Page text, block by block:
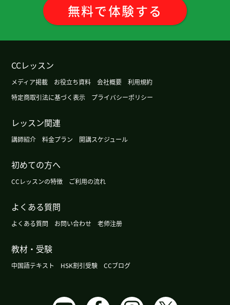
以前我家也有语音控制的灯，但是电视的语音也启
( 60代 男性 )
课结束以后，我再继续学这本书。( 60代 男性 )
我不知道说不说梦话。 我不知道说没说梦话。
老师，北方人吃元宵，南方人吃汤圆。对吗！
我买不起那么高级的电视柜。电视挂在墙上的。
我一直开着自动更新。 ( 60代 男性 )
無料で体験する
CCレッスン
メディア掲載 お役立ち資料 会社概要
利用規約
特定商取引法に基づく表示
プライバシーポリシー
レッスン関連
講師紹介 料金プラン 開講スケジュール
初めての方へ
CCレッスンの特徴 ご利用の流れ
よくある質問
よくある質問 お問い合わせ 老师注册
教材・受験
中国語テキスト HSK割引受験 CCブログ